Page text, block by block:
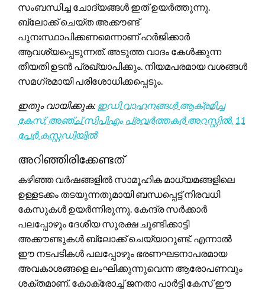
സംബന്ധിച്ച ചോദ്യങ്ങൾ ഇത് ഉയർത്തുന്നു.
ബ്ലോക്ക് ചെയ്ത അക്കൗണ്ട്
പുനഃസ്ഥാപിക്കണമെന്നാണ് ഹർജിക്കാർ
ആവശ്യപ്പെടുന്നത്. അടുത്ത വാദം കേൾക്കുന്ന
തീയതി ഉടൻ പ്രഖ്യാപിക്കും. നിയമപരമായ വശങ്ങൾ
സമഗ്രമായി പരിശോധിക്കപ്പെടും.
ഇതും വായിക്കുക: ഇഡി വാഹനങ്ങൾ ആക്രമിച്ച
കേസ്: അഞ്ച് സിപിഎം പ്രവർത്തകർ അറസ്റ്റിൽ, 11
പേർ കസ്റ്റഡിയിൽ
അറിഞ്ഞിരിക്കേണ്ടത്
കഴിഞ്ഞ വർഷങ്ങളിൽ സാമൂഹിക മാധ്യമങ്ങളിലെ
ഉള്ളടക്കം തടയുന്നതുമായി ബന്ധപ്പെട്ട് നിരവധി
കേസുകൾ ഉയർന്നിരുന്നു. കേന്ദ്ര സർക്കാർ
പലപ്പോഴും ദേശീയ സുരക്ഷ ചൂണ്ടിക്കാട്ടി
അക്കൗണ്ടുകൾ ബ്ലോക്ക് ചെയ്യാറുണ്ട്. എന്നാൽ
ഈ നടപടികൾ പലപ്പോഴും ഭരണഘടനാപരമായ
അവകാശങ്ങളെ ലംഘിക്കുന്നുവെന്ന ആരോപണവും
ശക്തമാണ്. കോക്രോച്ച് ജനതാ പാർട്ടി കേസ് ഈ